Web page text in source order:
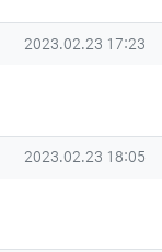
작성일
2023.02.23 17:23
작성일
2023.02.23 18:05